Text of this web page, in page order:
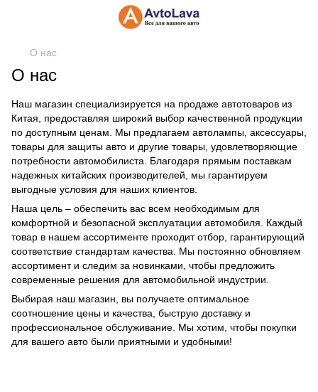
О нас
О нас
Наш магазин специализируется на продаже автотоваров из
Китая, предоставляя широкий выбор качественной продукции
по доступным ценам. Мы предлагаем автолампы, аксессуары,
товары для защиты авто и другие товары, удовлетворяющие
потребности автомобилиста. Благодаря прямым поставкам
надежных китайских производителей, мы гарантируем
выгодные условия для наших клиентов.
Наша цель – обеспечить вас всем необходимым для
комфортной и безопасной эксплуатации автомобиля. Каждый
товар в нашем ассортименте проходит отбор, гарантирующий
соответствие стандартам качества. Мы постоянно обновляем
ассортимент и следим за новинками, чтобы предложить
современные решения для автомобильной индустрии.
Выбирая наш магазин, вы получаете оптимальное
соотношение цены и качества, быструю доставку и
профессиональное обслуживание. Мы хотим, чтобы покупки
для вашего авто были приятными и удобными!